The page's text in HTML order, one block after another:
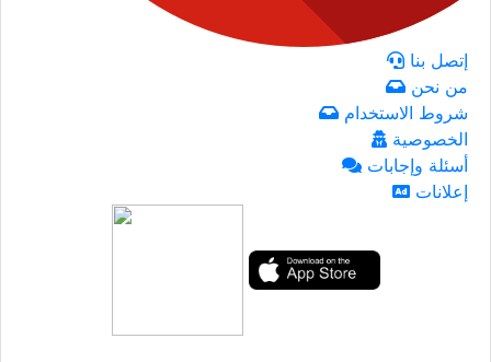
إتصل بنا
من نحن
شروط الاستخدام
الخصوصية
أسئلة وإجابات
إعلانات